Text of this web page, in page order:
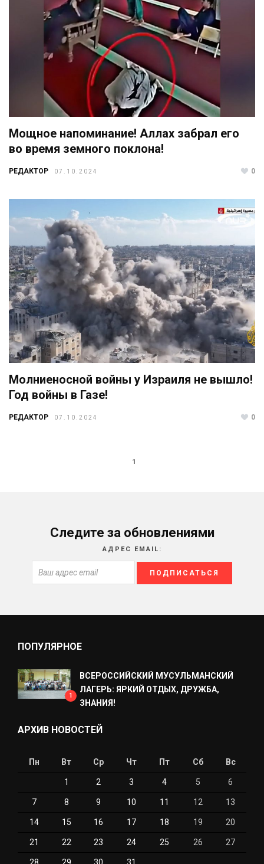
Мощное напоминание! Аллах забрал его
во время земного поклона!
РЕДАКТОР 07.10.2024 0
Молниеносной войны у Израиля не вышло!
Год войны в Газе!
РЕДАКТОР 07.10.2024 0
1
Следите за обновлениями
АДРЕС EMAIL:
ПОПУЛЯРНОЕ
1
ВСЕРОССИЙСКИЙ МУСУЛЬМАНСКИЙ
ЛАГЕРЬ: ЯРКИЙ ОТДЫХ, ДРУЖБА,
ЗНАНИЯ!
АРХИВ НОВОСТЕЙ
Пн Вт Ср Чт Пт Сб Вс
1 2 3 4 5 6
7 8 9 10 11 12 13
14 15 16 17 18 19 20
21 22 23 24 25 26 27
28 29 30 31